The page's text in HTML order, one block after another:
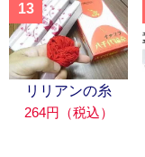
13
リリアンの糸
264円（税込）